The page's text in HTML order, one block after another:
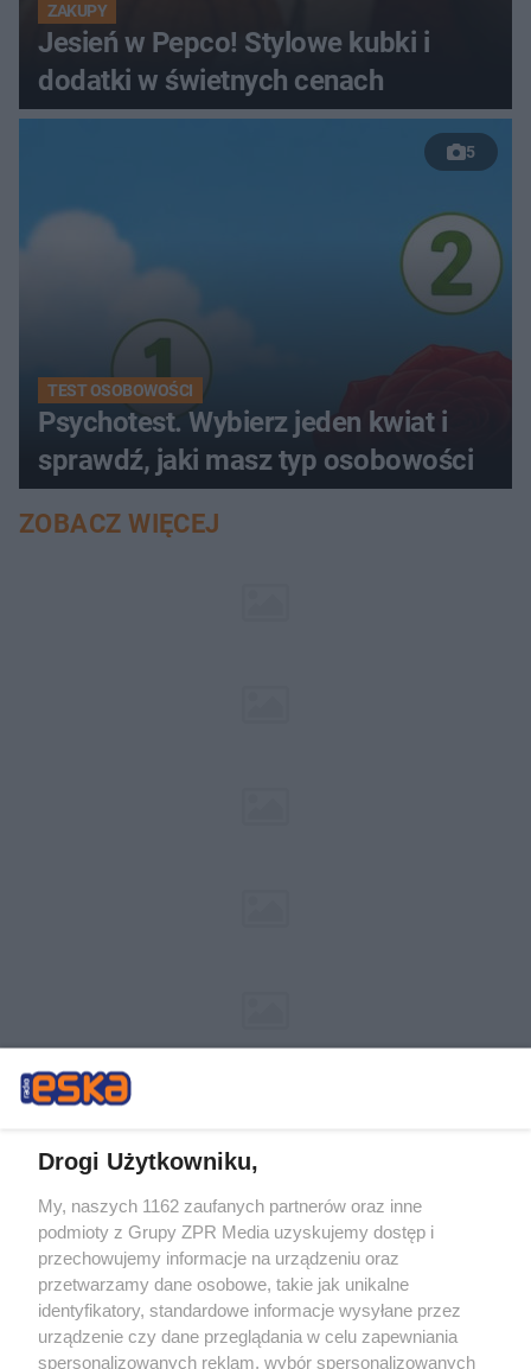
ZAKUPY
Jesień w Pepco! Stylowe kubki i
dodatki w świetnych cenach
5
TEST OSOBOWOŚCI
Psychotest. Wybierz jeden kwiat i
sprawdź, jaki masz typ osobowości
ZOBACZ WIĘCEJ
Żaden utwór zamieszczony w serwisie nie może być powielany i
rozpowszechniany lub dalej rozpowszechniany w jakikolwiek sposób (w
tym także elektroniczny lub mechaniczny) na jakimkolwiek polu
eksploatacji w jakiejkolwiek formie, włącznie z umieszczaniem w Internecie
bez pisemnej zgody właściciela praw. Jakiekolwiek użycie lub
wykorzystanie utworów w całości lub w części z naruszeniem prawa, tzn.
bez właściwej zgody, jest zabronione pod groźbą kary i może być ścigane
prawnie.
Drogi Użytkowniku,
My, naszych 1162 zaufanych partnerów oraz inne
podmioty z Grupy ZPR Media uzyskujemy dostęp i
przechowujemy informacje na urządzeniu oraz
przetwarzamy dane osobowe, takie jak unikalne
identyfikatory, standardowe informacje wysyłane przez
urządzenie czy dane przeglądania w celu zapewniania
spersonalizowanych reklam, wybór spersonalizowanych